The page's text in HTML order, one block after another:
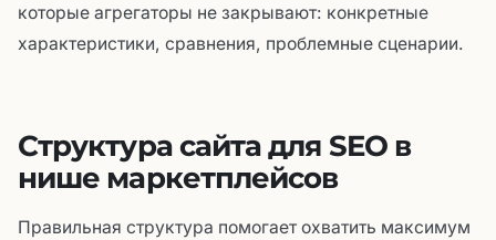
которые агрегаторы не закрывают: конкретные
характеристики, сравнения, проблемные сценарии.
Структура сайта для SEO в
нише маркетплейсов
Правильная структура помогает охватить максимум